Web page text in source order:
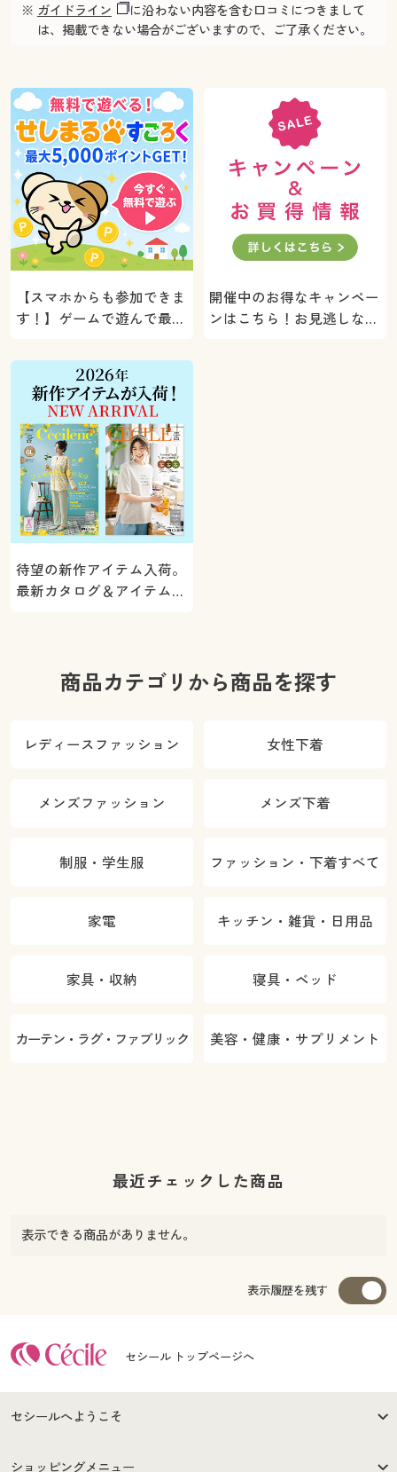
※ ガイドライン
に沿わない内容を含む口コミにつきまして
は、掲載できない場合がございますので、ご了承ください。
【スマホからも参加できま
す！】ゲームで遊んで最大
ト！
開催中のお得なキャンペー
ンはこちら！お見逃しな
待望の新作アイテム入荷。
最新カタログ＆アイテムを
商品カテゴリから商品を探す
レディースファッション 女性下着
メンズファッション メンズ下着
制服・学生服 ファッション・下着すべて
家電 キッチン・雑貨・日用品
家具・収納 寝具・ベッド
カーテン・ラグ・ファブリック 美容・健康・サプリメント
最近チェックした商品
表示できる商品がありません。
表示履歴を残す
セシール トップページへ
セシールへようこそ
はじめての方へ
ショッピングメニュー